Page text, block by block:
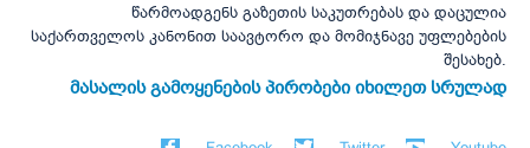
წარმოადგენს გაზეთის საკუთრებას და დაცულია
საქართველოს კანონით საავტორო და მომიჯნავე უფლებების
შესახებ.
მასალის გამოყენების პირობები იხილეთ სრულად